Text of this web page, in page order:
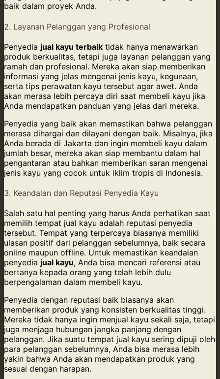
baik dalam proyek Anda.
2. Layanan Pelanggan yang Profesional
Penyedia jual kayu terbaik tidak hanya menawarkan
produk berkualitas, tetapi juga layanan pelanggan yang
ramah dan profesional. Mereka akan siap memberikan
informasi yang jelas mengenai jenis kayu, kegunaan,
serta tips perawatan kayu tersebut agar awet. Anda
akan merasa lebih percaya diri saat membeli kayu jika
Anda mendapatkan panduan yang jelas dari mereka.
Penyedia yang baik akan memastikan bahwa pelanggan
merasa dihargai dan dilayani dengan baik. Misalnya, jika
Anda berada di Jakarta dan ingin membeli kayu dalam
jumlah besar, mereka akan siap membantu dalam hal
pengantaran atau bahkan memberikan saran mengenai
jenis kayu yang cocok untuk iklim tropis di Indonesia.
3. Keandalan dan Reputasi Penyedia Kayu
Salah satu hal penting yang harus Anda perhatikan saat
memilih tempat jual kayu adalah reputasi penyedia
tersebut. Tempat yang terpercaya biasanya memiliki
ulasan positif dari pelanggan sebelumnya, baik secara
online maupun offline. Untuk memastikan keandalan
penyedia jual kayu, Anda bisa mencari referensi atau
bertanya kepada orang yang telah lebih dulu
berpengalaman dalam membeli kayu.
Penyedia dengan reputasi baik biasanya akan
memberikan produk yang konsisten berkualitas tinggi.
Mereka tidak hanya ingin menjual kayu sekali saja, tetapi
juga menjaga hubungan jangka panjang dengan
pelanggan. Jika suatu tempat jual kayu sering dipuji oleh
para pelanggan sebelumnya, Anda bisa merasa lebih
yakin bahwa Anda akan mendapatkan produk yang
sesuai dengan harapan.